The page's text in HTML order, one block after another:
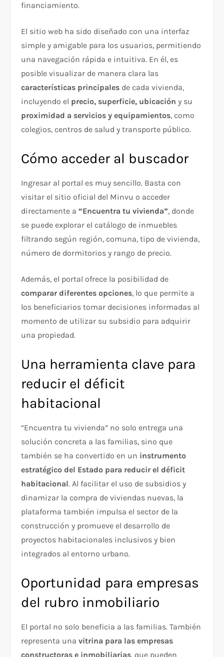
financiamiento.
El sitio web ha sido diseñado con una interfaz
simple y amigable para los usuarios, permitiendo
una navegación rápida e intuitiva. En él, es
posible visualizar de manera clara las
características principales de cada vivienda,
incluyendo el precio, superficie, ubicación y su
proximidad a servicios y equipamientos, como
colegios, centros de salud y transporte público.
Cómo acceder al buscador
Ingresar al portal es muy sencillo. Basta con
visitar el sitio oficial del Minvu o acceder
directamente a“Encuentra tu vivienda”, donde
se puede explorar el catálogo de inmuebles
filtrando según región, comuna, tipo de vivienda,
número de dormitorios y rango de precio.
Además, el portal ofrece la posibilidad de
comparar diferentes opciones, lo que permite a
los beneficiarios tomar decisiones informadas al
momento de utilizar su subsidio para adquirir
una propiedad.
Una herramienta clave para
reducir el déficit
habitacional
“Encuentra tu vivienda” no solo entrega una
solución concreta a las familias, sino que
también se ha convertido en un instrumento
estratégico del Estado para reducir el déficit
habitacional. Al facilitar el uso de subsidios y
dinamizar la compra de viviendas nuevas, la
plataforma también impulsa el sector de la
construcción y promueve el desarrollo de
proyectos habitacionales inclusivos y bien
integrados al entorno urbano.
Oportunidad para empresas
del rubro inmobiliario
El portal no solo beneficia a las familias. También
representa unavitrina para las empresas
constructoras e inmobiliarias, que pueden